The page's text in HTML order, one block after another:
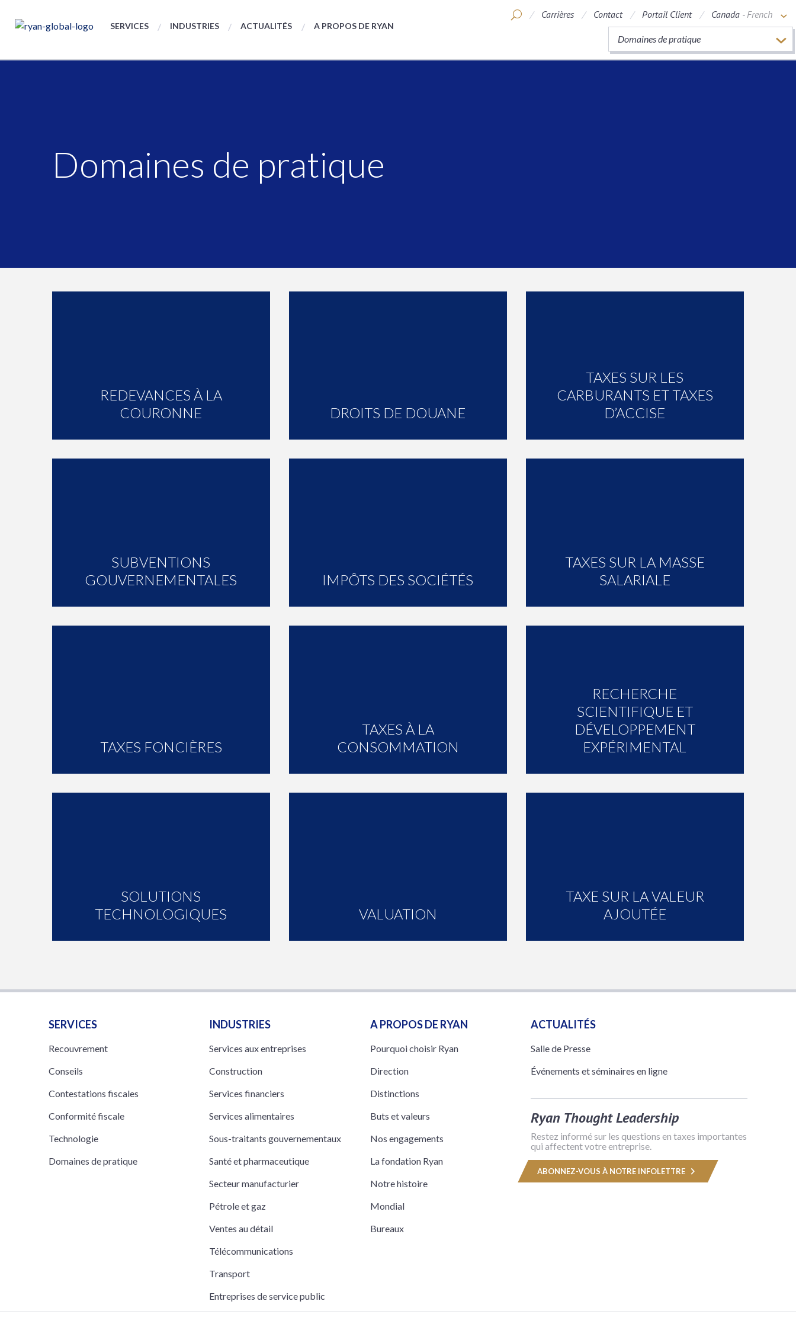
Carrières Contact Portail Client Canada -French
Domaines de pratique
SERVICES INDUSTRIES ACTUALITÉS A PROPOS DE RYAN
Domaines de pratique
REDEVANCES À LA
COURONNE
DROITS DE DOUANE
TAXES SUR LES
CARBURANTS ET TAXES
D’ACCISE
SUBVENTIONS
GOUVERNEMENTALES
IMPÔTS DES SOCIÉTÉS
TAXES SUR LA MASSE
SALARIALE
TAXES FONCIÈRES
TAXES À LA
CONSOMMATION
RECHERCHE
SCIENTIFIQUE ET
DÉVELOPPEMENT
EXPÉRIMENTAL
SOLUTIONS
TECHNOLOGIQUES
VALUATION
TAXE SUR LA VALEUR
AJOUTÉE
SERVICES
Recouvrement
Conseils
Contestations fiscales
Conformité fiscale
Technologie
Domaines de pratique
INDUSTRIES
Services aux entreprises
Construction
Services financiers
Services alimentaires
Sous-traitants gouvernementaux
Santé et pharmaceutique
Secteur manufacturier
Pétrole et gaz
Ventes au détail
Télécommunications
Transport
Entreprises de service public
A PROPOS DE RYAN
Pourquoi choisir Ryan
Direction
Distinctions
Buts et valeurs
Nos engagements
La fondation Ryan
Notre histoire
Mondial
Bureaux
ACTUALITÉS
Salle de Presse
Événements et séminaires en ligne
Ryan Thought Leadership
Restez informé sur les questions en taxes importantes
qui affectent votre entreprise.
ABONNEZ-VOUS À NOTRE INFOLETTRE